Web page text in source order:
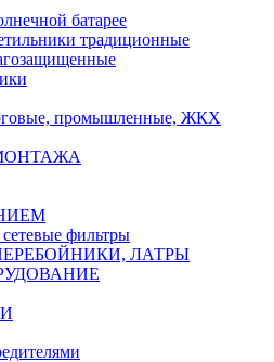
батарее
традиционные
промышленные, ЖКХ
фильтры
ЛАТРЫ